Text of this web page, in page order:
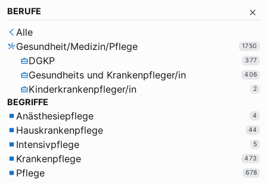
BERUFE
Alle
Gesundheit/Medizin/Pflege
1750
DGKP 377
Gesundheits und Krankenpfleger/in 406
Kinderkrankenpfleger/in 2
BEGRIFFE
Anästhesiepflege 4
Hauskrankenpflege 44
Intensivpflege 5
Krankenpflege 473
Pflege 678